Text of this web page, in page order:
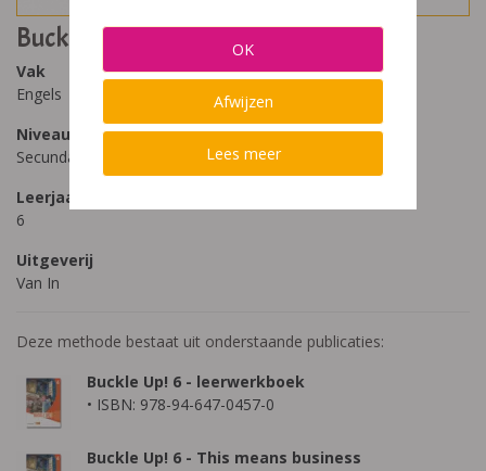
Buckle Up 6
Vak
Engels
Niveau
Secundair Onderwijs
Leerjaar
6
Uitgeverij
Van In
Deze methode bestaat uit onderstaande publicaties:
Buckle Up! 6 - leerwerkboek
• ISBN: 978-94-647-0457-0
Buckle Up! 6 - This means business
OK
Afwijzen
Lees meer